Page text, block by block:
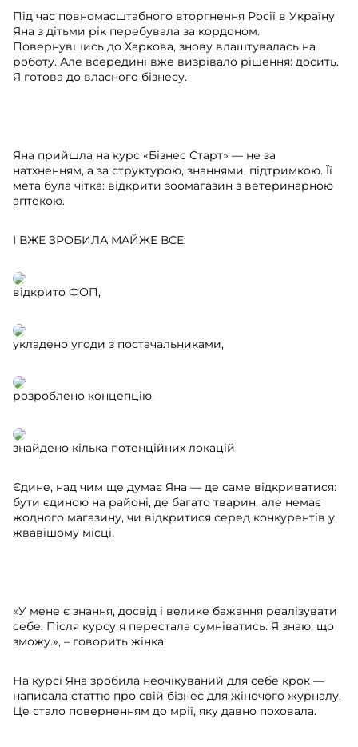
Під час повномасштабного вторгнення Росії в Україну
Яна з дітьми рік перебувала за кордоном.
Повернувшись до Харкова, знову влаштувалась на
роботу. Але всередині вже визрівало рішення: досить.
Я готова до власного бізнесу.
Яна прийшла на курс «Бізнес Старт» — не за
натхненням, а за структурою, знаннями, підтримкою. Її
мета була чітка: відкрити зоомагазин з ветеринарною
аптекою.
І ВЖЕ ЗРОБИЛА МАЙЖЕ ВСЕ:
відкрито ФОП,
укладено угоди з постачальниками,
розроблено концепцію,
знайдено кілька потенційних локацій
Єдине, над чим ще думає Яна — де саме відкриватися:
бути єдиною на районі, де багато тварин, але немає
жодного магазину, чи відкритися серед конкурентів у
жвавішому місці.
«У мене є знання, досвід і велике бажання реалізувати
себе. Після курсу я перестала сумніватись. Я знаю, що
зможу.», – говорить жінка.
На курсі Яна зробила неочікуваний для себе крок —
написала статтю про свій бізнес для жіночого журналу.
Це стало поверненням до мрії, яку давно поховала.